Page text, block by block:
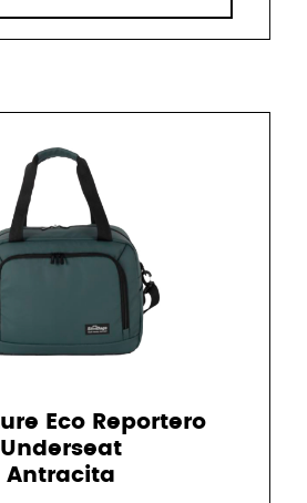
Eco Reportero
Underseat
Antracita